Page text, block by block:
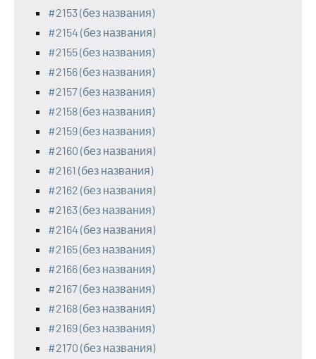
#2153 (без названия)
#2154 (без названия)
#2155 (без названия)
#2156 (без названия)
#2157 (без названия)
#2158 (без названия)
#2159 (без названия)
#2160 (без названия)
#2161 (без названия)
#2162 (без названия)
#2163 (без названия)
#2164 (без названия)
#2165 (без названия)
#2166 (без названия)
#2167 (без названия)
#2168 (без названия)
#2169 (без названия)
#2170 (без названия)